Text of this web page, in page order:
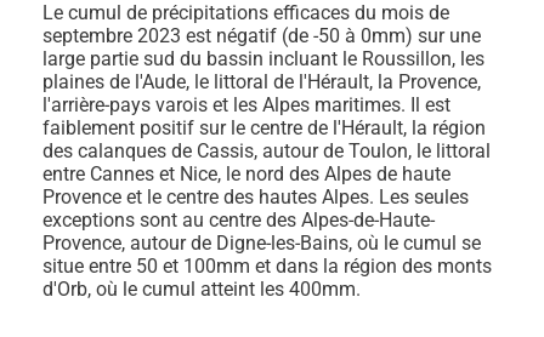
Le cumul de précipitations efficaces du mois de
septembre 2023 est négatif (de -50 à 0mm) sur une
large partie sud du bassin incluant le Roussillon, les
plaines de l'Aude, le littoral de l'Hérault, la Provence,
l'arrière-pays varois et les Alpes maritimes. Il est
faiblement positif sur le centre de l'Hérault, la région
des calanques de Cassis, autour de Toulon, le littoral
entre Cannes et Nice, le nord des Alpes de haute
Provence et le centre des hautes Alpes. Les seules
exceptions sont au centre des Alpes-de-Haute-
Provence, autour de Digne-les-Bains, où le cumul se
situe entre 50 et 100mm et dans la région des monts
d'Orb, où le cumul atteint les 400mm.